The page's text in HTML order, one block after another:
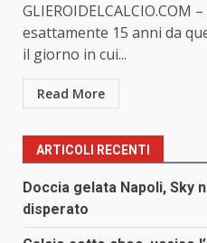
GLIEROIDELCALCIO.COM
esattamente 15 anni da
il giorno in cui...
Read More
ARTICOLI RECENTI
Doccia gelata Napoli, Sky
disperato